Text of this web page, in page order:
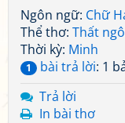
Ngôn ngữ: Chữ
Thể thơ: Thất
Thời kỳ: Minh
1 bài trả lời: 1
Trả lời
In bài thơ